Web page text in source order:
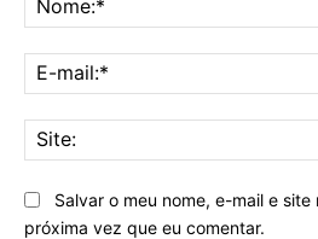
Salvar o meu nome, e-mail e
próxima vez que eu comentar.